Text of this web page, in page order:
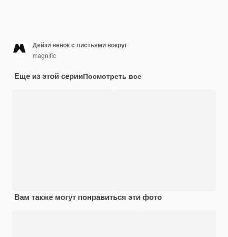
Дейзи венок с листьями вокруг
magnific
Еще из этой серииПосмотреть все
Вам также могут понравиться эти фото